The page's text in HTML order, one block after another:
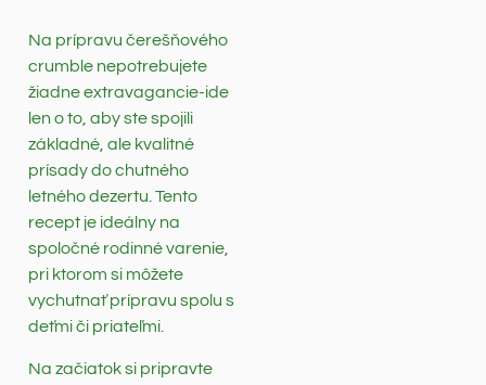
Na prípravu čerešňového
crumble nepotrebujete
žiadne extravagancie-ide
len o to, aby ste spojili
základné, ale kvalitné
prísady do chutného
letného dezertu. Tento
recept je ideálny na
spoločné rodinné varenie,
pri ktorom si môžete
vychutnať prípravu spolu s
deťmi či priateľmi.
Na začiatok si pripravte